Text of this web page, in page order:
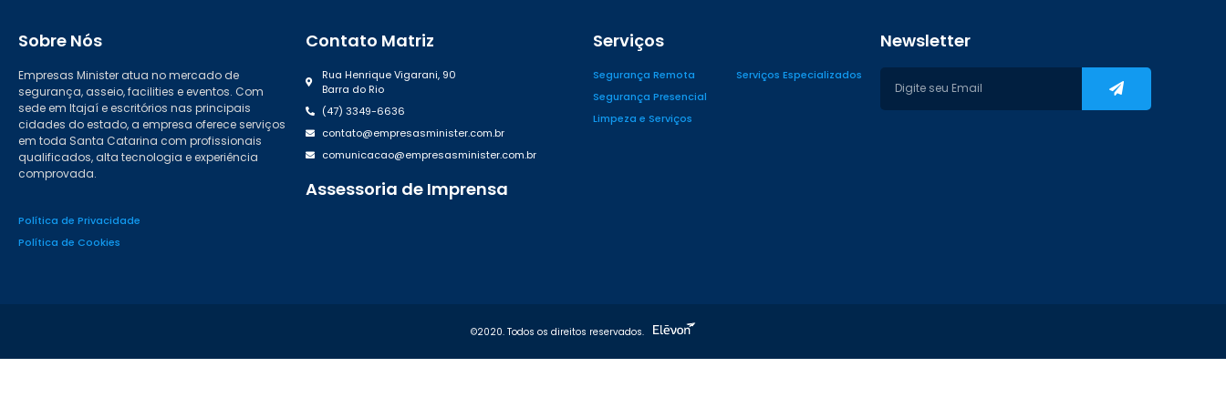
Sobre Nós
Empresas Minister atua no mercado de
segurança, asseio, facilities e eventos. Com
sede em Itajaí e escritórios nas principais
cidades do estado, a empresa oferece serviços
em toda Santa Catarina com profissionais
qualificados, alta tecnologia e experiência
comprovada.
Política de Privacidade
Política de Cookies
Contato Matriz
Rua Henrique Vigarani, 90
Barra do Rio
(47) 3349-6636
contato@empresasminister.com.br
comunicacao@empresasminister.com.br
(47) 99988.4642
Assessoria de Imprensa
Serviços
Segurança Remota
Segurança Presencial
Limpeza e Serviços
Serviços Especializados
Newsletter
©2020. Todos os direitos reservados.